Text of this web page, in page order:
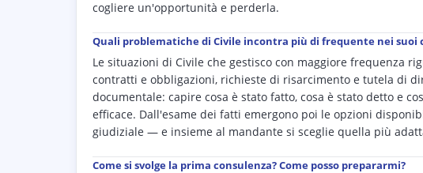
cogliere un'opportunità e perderla.
Quali problematiche di Civile incontra più di frequente nei suoi
Le situazioni di Civile che gestisco con maggiore frequenza
contratti e obbligazioni, richieste di risarcimento e tutela di
documentale: capire cosa è stato fatto, cosa è stato detto e
efficace. Dall'esame dei fatti emergono poi le opzioni
giudiziale — e insieme al mandante si sceglie quella più
Come si svolge la prima consulenza? Come posso prepararmi?